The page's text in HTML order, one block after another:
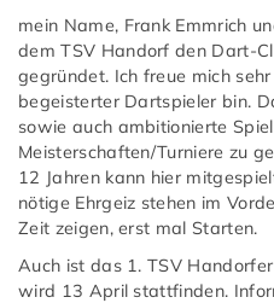
mein Name, Frank Emmrich
dem TSV Handorf den Dart-
gegründet. Ich freue mich
begeisterter Dartspieler bin.
sowie auch ambitionierte
Meisterschaften/Turniere zu
12 Jahren kann hier
nötige Ehrgeiz stehen im
Zeit zeigen, erst mal Starten.
Auch ist das 1. TSV
wird 13 April stattfinden.
Sportangebot
Deinen Sport finden
Sportarten & Abteilungen
Baby-FIT
Badminton
Basketball